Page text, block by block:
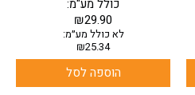
₪29.90
כולל מע"מ:
לא כולל מע״מ:
₪25.34
הוספה לסל